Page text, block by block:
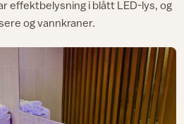
effektbelysning i blått LED-lys, og
og vannkraner.